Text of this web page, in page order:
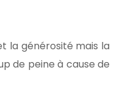
la générosité mais la
de peine à cause de